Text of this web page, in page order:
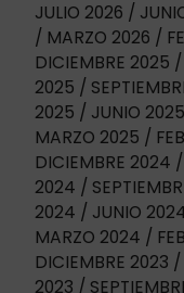
JULIO 2026
MARZO 2026
DICIEMBRE 2025
2025
2025
JUNIO 2025
MARZO 2025
DICIEMBRE 2024
2024
2024
JUNIO
MARZO 2024
DICIEMBRE 2023
2023